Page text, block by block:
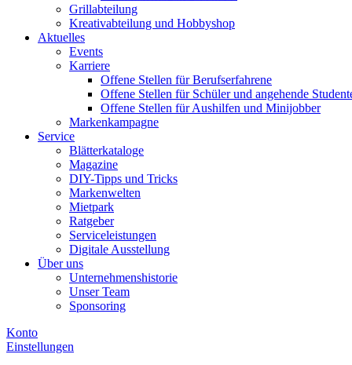
Grillabteilung
Kreativabteilung und Hobbyshop
Aktuelles
Events
Karriere
Offene Stellen für Berufserfahrene
Offene Stellen für Schüler und angehende
Offene Stellen für Aushilfen und Minijobber
Markenkampagne
Service
Blätterkataloge
Magazine
DIY-Tipps und Tricks
Markenwelten
Mietpark
Ratgeber
Serviceleistungen
Digitale Ausstellung
Über uns
Unternehmenshistorie
Unser Team
Sponsoring
Konto
Einstellungen